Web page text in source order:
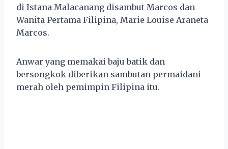
di Istana Malacanang disambut Marcos dan
Wanita Pertama Filipina, Marie Louise Araneta
Marcos.
Anwar yang memakai baju batik dan
bersongkok diberikan sambutan permaidani
merah oleh pemimpin Filipina itu.